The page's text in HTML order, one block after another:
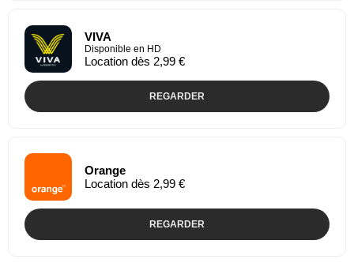
VIVA
Disponible en HD
Location dès 2,99 €
REGARDER
Orange
Location dès 2,99 €
REGARDER